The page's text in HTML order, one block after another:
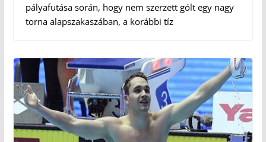
pályafutása során, hogy nem szerzett gólt egy nagy
torna alapszakaszában, a korábbi tíz